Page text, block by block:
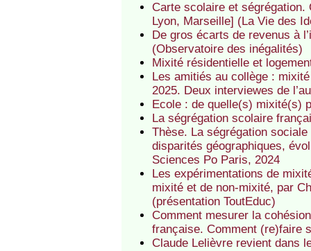
Carte scolaire et
Lyon, Marseille] (La Vie des
De gros écarts de revenus à
(Observatoire des inégalités)
Mixité résidentielle et
Les amitiés au collège :
2025. Deux interviewes de
Ecole : de quelle(s) mixité(s)
La ségrégation scolaire
Thèse. La ségrégation
disparités géographiques,
Sciences Po Paris, 2024
Les expérimentations de
mixité et de non-mixité, par
(présentation ToutEduc)
Comment mesurer la
française. Comment (re)faire
Claude Lelièvre revient dans